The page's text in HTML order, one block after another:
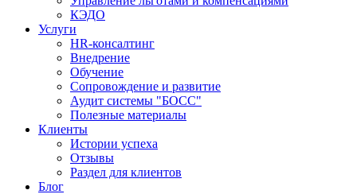
КЭДО
Услуги
HR-консалтинг
Внедрение
Обучение
Сопровождение и развитие
Аудит системы "БОСС"
Полезные материалы
Клиенты
Истории успеха
Отзывы
Раздел для клиентов
Блог